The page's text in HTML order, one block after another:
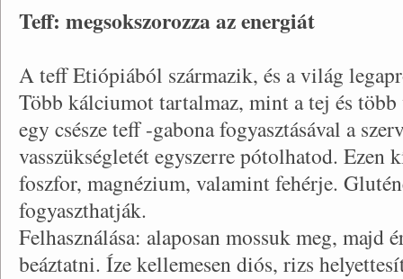
Teff: megsokszorozza az energiát
A teff Etiópiából származik, és a világ
Több kálciumot tartalmaz, mint a tej és több
egy csésze teff -gabona fogyasztásával a
vasszükségletét egyszerre pótolhatod.
foszfor, magnézium, valamint fehérje.
fogyaszthatják.
Felhasználása: alaposan mossuk meg, majd
beáztatni. Íze kellemesen diós, rizs